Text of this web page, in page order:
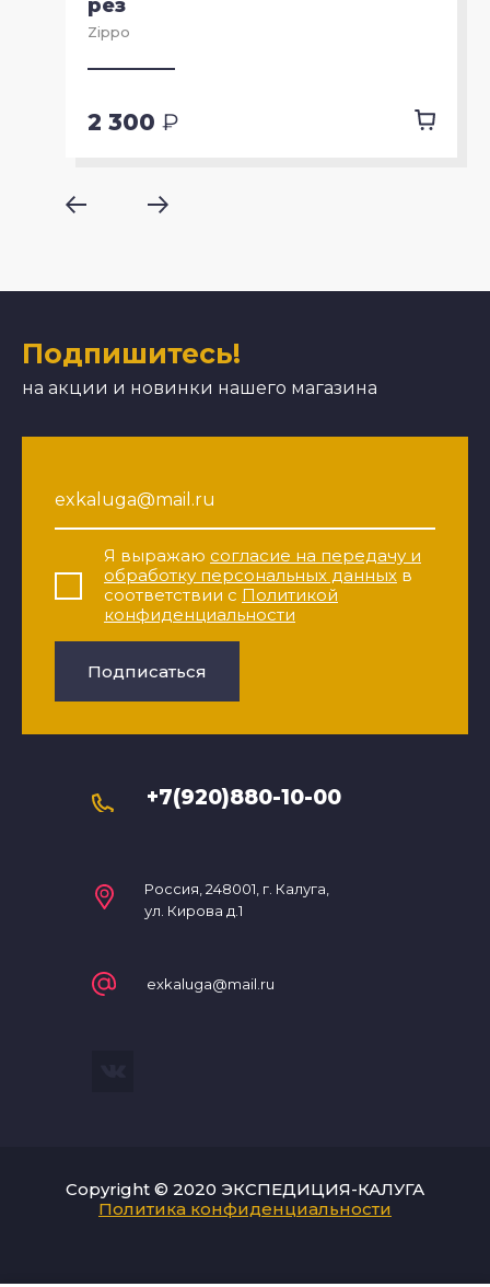
рез
Zippo
2 300 ₽
Подпишитесь!
на акции и новинки нашего магазина
Я выражаю согласие на передачу и
обработку персональных данных в
соответствии с Политикой
конфиденциальности
Подписаться
+7(920)880-10-00
Россия, 248001, г. Калуга,
ул. Кирова д.1
exkaluga@mail.ru
Copyright © 2020 ЭКСПЕДИЦИЯ-КАЛУГА
Политика конфиденциальности